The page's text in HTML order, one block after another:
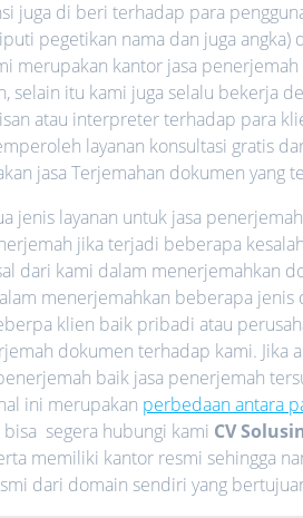
juga di beri terhadap para
pegetikan nama dan juga
merupakan kantor jasa
selain itu kami juga selalu bekerja
atau interpreter terhadap para
layanan konsultasi gratis
jasa Terjemahan dokumen yang
jenis layanan untuk jasa
jika terjadi beberapa
dari kami dalam menerjemahkan
menerjemahkan beberapa
klien baik pribadi atau
dokumen terhadap kami. Jika
baik jasa penerjemah
ini merupakan perbedaan antara
bisa segera hubungi kami CV
memiliki kantor resmi sehingga
dari domain sendiri yang